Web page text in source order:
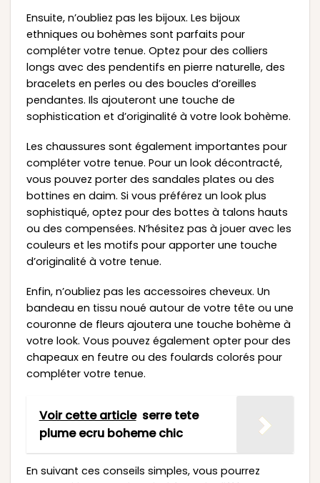
Ensuite, n’oubliez pas les bijoux. Les bijoux
ethniques ou bohèmes sont parfaits pour
compléter votre tenue. Optez pour des colliers
longs avec des pendentifs en pierre naturelle, des
bracelets en perles ou des boucles d’oreilles
pendantes. Ils ajouteront une touche de
sophistication et d’originalité à votre look bohème.
Les chaussures sont également importantes pour
compléter votre tenue. Pour un look décontracté,
vous pouvez porter des sandales plates ou des
bottines en daim. Si vous préférez un look plus
sophistiqué, optez pour des bottes à talons hauts
ou des compensées. N’hésitez pas à jouer avec les
couleurs et les motifs pour apporter une touche
d’originalité à votre tenue.
Enfin, n’oubliez pas les accessoires cheveux. Un
bandeau en tissu noué autour de votre tête ou une
couronne de fleurs ajoutera une touche bohème à
votre look. Vous pouvez également opter pour des
chapeaux en feutre ou des foulards colorés pour
compléter votre tenue.
Voir cette article serre tete
plume ecru boheme chic
En suivant ces conseils simples, vous pourrez